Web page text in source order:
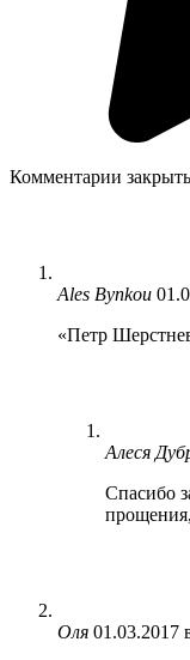
Комментарии
Ales Bynkou
«Петр
Алеся
Спасибо
Оля 01.03.2017